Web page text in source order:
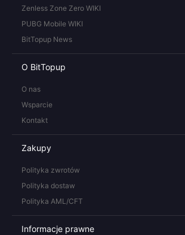
Zenless Zone Zero WIKI
PUBG Mobile WIKI
BitTopup News
O BitTopup
O nas
Wsparcie
Kontakt
Zakupy
Polityka zwrotów
Polityka dostaw
Polityka AML/CFT
Informacje prawne